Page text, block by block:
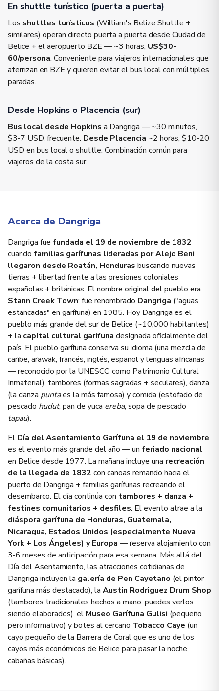
En shuttle turístico (puerta a puerta)
Los shuttles turísticos (William's Belize Shuttle +
similares) operan directo puerta a puerta desde Ciudad de
Belice + el aeropuerto BZE — ~3 horas, US$30-
60/persona. Conveniente para viajeros internacionales que
aterrizan en BZE y quieren evitar el bus local con múltiples
paradas.
Desde Hopkins o Placencia (sur)
Bus local desde Hopkins a Dangriga — ~30 minutos,
$3-7 USD, frecuente. Desde Placencia ~2 horas, $10-20
USD en bus local o shuttle. Combinación común para
viajeros de la costa sur.
Acerca de Dangriga
Dangriga fue fundada el 19 de noviembre de 1832
cuando familias garífunas lideradas por Alejo Beni
llegaron desde Roatán, Honduras buscando nuevas
tierras + libertad frente a las presiones coloniales
españolas + británicas. El nombre original del pueblo era
Stann Creek Town; fue renombrado Dangriga ("aguas
estancadas" en garífuna) en 1985. Hoy Dangriga es el
pueblo más grande del sur de Belice (~10,000 habitantes)
+ la capital cultural garífuna designada oficialmente del
país. El pueblo garífuna conserva su idioma (una mezcla de
caribe, arawak, francés, inglés, español y lenguas africanas
— reconocido por la UNESCO como Patrimonio Cultural
Inmaterial), tambores (formas sagradas + seculares), danza
(la danza puntaes la más famosa) y comida (estofado de
pescado hudut, pan de yuca ereba, sopa de pescado
tapau).
El Día del Asentamiento Garífuna el 19 de noviembre
es el evento más grande del año — un feriado nacional
en Belice desde 1977. La mañana incluye una recreación
de la llegada de 1832 con canoas remando hacia el
puerto de Dangriga + familias garífunas recreando el
desembarco. El día continúa con tambores + danza +
festines comunitarios + desfiles. El evento atrae a la
diáspora garífuna de Honduras, Guatemala,
Nicaragua, Estados Unidos (especialmente Nueva
York + Los Ángeles) y Europa — reserva alojamiento con
3-6 meses de anticipación para esa semana. Más allá del
Día del Asentamiento, las atracciones cotidianas de
Dangriga incluyen la galería de Pen Cayetano (el pintor
garífuna más destacado), la Austin Rodriguez Drum Shop
(tambores tradicionales hechos a mano, puedes verlos
siendo elaborados), el Museo Garífuna Gulisi (pequeño
pero informativo) y botes al cercano Tobacco Caye (un
cayo pequeño de la Barrera de Coral que es uno de los
cayos más económicos de Belice para pasar la noche,
cabañas básicas).